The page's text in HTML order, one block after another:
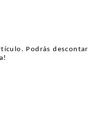
Podrás descontar